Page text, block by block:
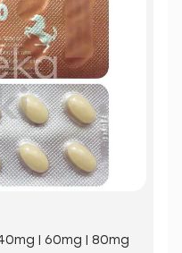
| 60mg | 80mg